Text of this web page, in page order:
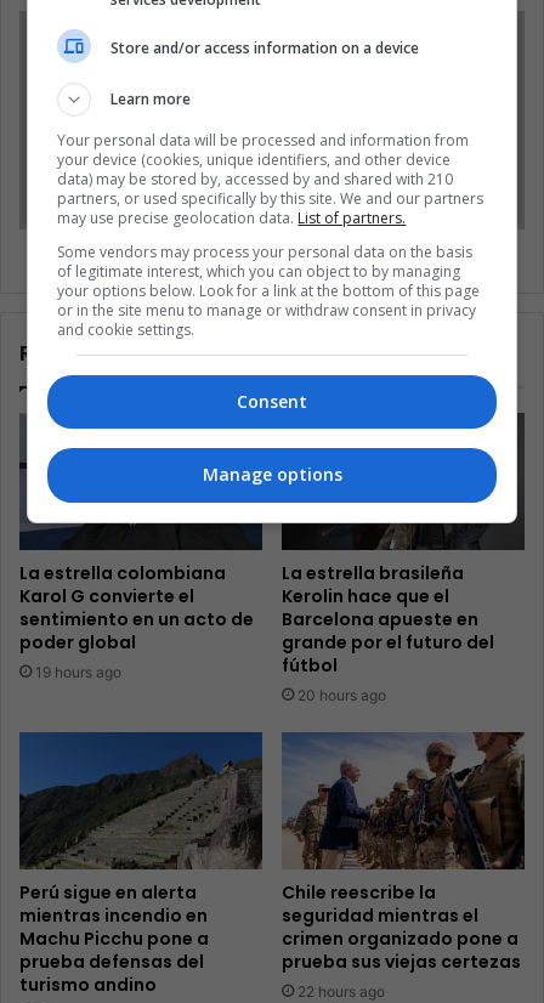
Identidad cultural, un juego de rol
Related Articles
La estrella colombiana
Karol G convierte el
sentimiento en un acto de
poder global
19 hours ago
La estrella brasileña
Kerolin hace que el
Barcelona apueste en
grande por el futuro del
fútbol
20 hours ago
Perú sigue en alerta
mientras incendio en
Machu Picchu pone a
prueba defensas del
turismo andino
Chile reescribe la
seguridad mientras el
crimen organizado pone a
prueba sus viejas certezas
22 hours ago
Store and/or access information on a device
Learn more
Your personal data will be processed and information from
your device (cookies, unique identifiers, and other device
data) may be stored by, accessed by and shared with 210
partners, or used specifically by this site. We and our partners
may use precise geolocation data. List of partners.
Some vendors may process your personal data on the basis
of legitimate interest, which you can object to by managing
your options below. Look for a link at the bottom of this page
or in the site menu to manage or withdraw consent in privacy
and cookie settings.
Consent
Manage options